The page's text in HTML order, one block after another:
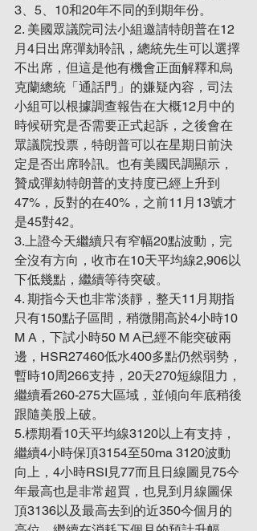
3、5、10和20年不同的到期年份。
2. 美國眾議院司法小組邀請特朗普在12
月4日出席彈劾聆訊，總統先生可以選擇
不出席，但這是他有機會正面解釋和烏
克蘭總統「通話門」的嫌疑內容，司法
小組可以根據調查報告在大概12月中的
時候研究是否需要正式起訴，之後會在
眾議院投票，特朗普可以在星期日前決
定是否出席聆訊。也有美國民調顯示，
贊成彈劾特朗普的支持度已經上升到
47%，反對的在40%，之前11月13號才
是45對42。
3.上證今天繼續只有窄幅20點波動，完
全沒有方向，收市在10天平均線2,906以
下低幾點，繼續等待突破。
4. 期指今天也非常淡靜，整天11月期指
只有150點子區間，稍微開高於4小時10
M A，下試小時50 M A已經不能突破兩
邊，HSR27460低水400多點仍然弱勢，
暫時10周266支持，20天270短線阻力，
繼續看260-275大區域，並傾向年底稍後
跟隨美股上破。
5.標期看10天平均線3120以上有支持，
繼續4小時保頂3154至50ma 3120波動
向上，4小時RSI見77而且日線圖見75今
年最高也是非常超買，也見到月線圖保
頂3136以及最高去到的近350今個月的